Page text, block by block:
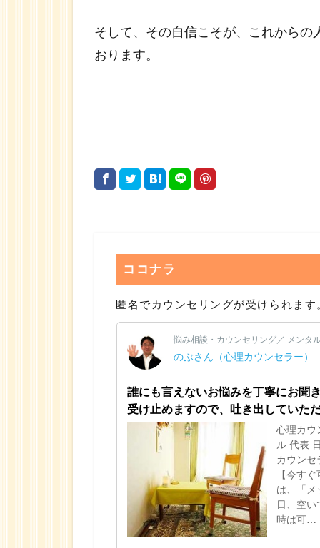
そして、その自信こそが、これから
おります。
ココナラ
匿名でカウンセリングが受けられます